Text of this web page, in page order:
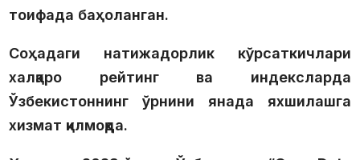
тоифада баҳоланган.
Соҳадаги натижадорлик кўрсаткичлари
халқаро рейтинг ва индексларда
Ўзбекистоннинг ўрнини янада яхшилашга
хизмат қилмоқда.